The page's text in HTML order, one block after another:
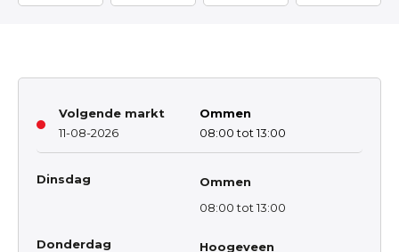
Volgende markt
11-08-2026
Ommen
08:00 tot 13:00
Dinsdag
Ommen
08:00 tot 13:00
Donderdag
Hoogeveen